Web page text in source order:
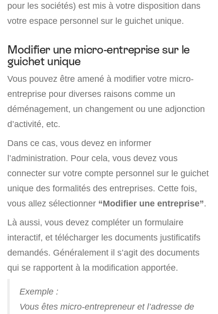
pour les sociétés) est mis à votre disposition dans
votre espace personnel sur le guichet unique.
Modifier une micro-entreprise sur le
guichet unique
Vous pouvez être amené à modifier votre micro-
entreprise pour diverses raisons comme un
déménagement, un changement ou une adjonction
d’activité, etc.
Dans ce cas, vous devez en informer
l’administration. Pour cela, vous devez vous
connecter sur votre compte personnel sur le guichet
unique des formalités des entreprises. Cette fois,
vous allez sélectionner “Modifier une entreprise”.
Là aussi, vous devez compléter un formulaire
interactif, et télécharger les documents justificatifs
demandés. Généralement il s’agit des documents
qui se rapportent à la modification apportée.
Exemple :
Vous êtes micro-entrepreneur et l’adresse de